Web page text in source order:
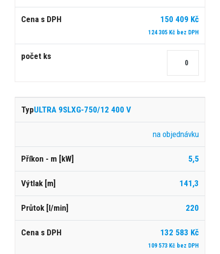
150 409 Kč
124 305 Kč bez DPH
ULTRA 9SLXG-750/12 400 V
na objednávku
5,5
141,3
220
132 583 Kč
109 573 Kč bez DPH